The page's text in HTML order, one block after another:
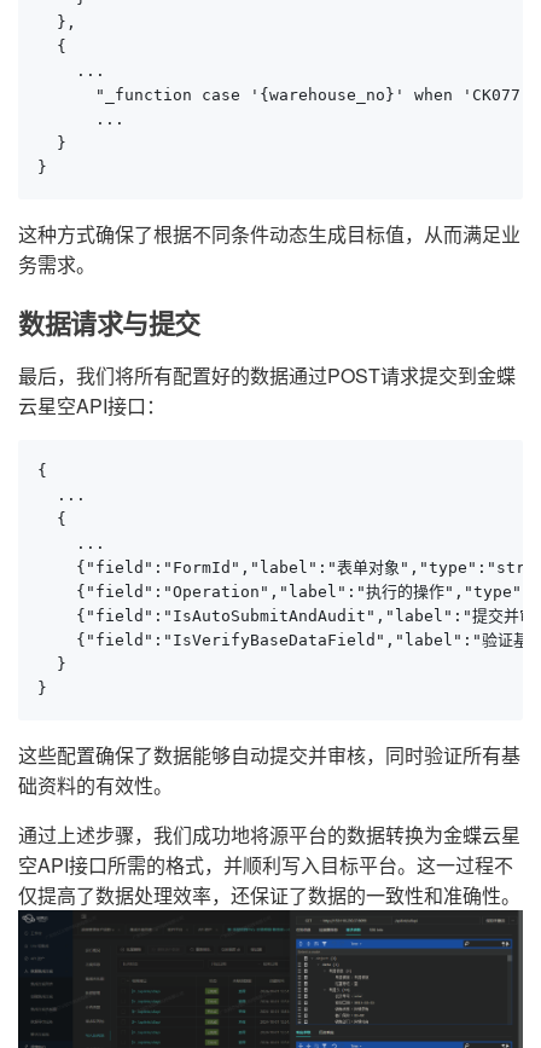
  },
  {
    ...
"_function case '{warehouse_no}' when
      ...
  }
}
这种方式确保了根据不同条件动态生成目标值，从而满足业
务需求。
数据请求与提交
最后，我们将所有配置好的数据通过POST请求提交到金蝶
云星空API接口：
{
  ...
  {
    ...
{"field":"FormId","label":"表单对象
{"field":"Operation","label":"执行的操作
{"field":"IsAutoSubmitAndAudit","label":"提交并
{"field":"IsVerifyBaseDataField","label":"验证基础
  }
}
这些配置确保了数据能够自动提交并审核，同时验证所有基
础资料的有效性。
通过上述步骤，我们成功地将源平台的数据转换为金蝶云星
空API接口所需的格式，并顺利写入目标平台。这一过程不
仅提高了数据处理效率，还保证了数据的一致性和准确性。